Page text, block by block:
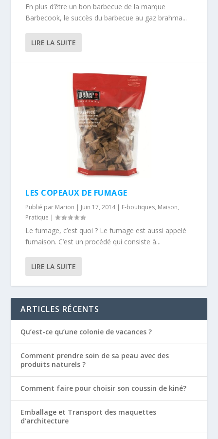
En plus d’être un bon barbecue de la marque
Barbecook, le succès du barbecue au gaz brahma...
LIRE LA SUITE
LES COPEAUX DE FUMAGE
Publié par Marion | Juin 17, 2014| E-boutiques, Maison,
Pratique |
Le fumage, c’est quoi ? Le fumage est aussi appelé
fumaison. C’est un procédé qui consiste à...
LIRE LA SUITE
ARTICLES RÉCENTS
Qu’est-ce qu’une colonie de vacances ?
Comment prendre soin de sa peau avec des
produits naturels ?
Comment faire pour choisir son coussin de kiné?
Emballage et Transport des maquettes
d’architecture